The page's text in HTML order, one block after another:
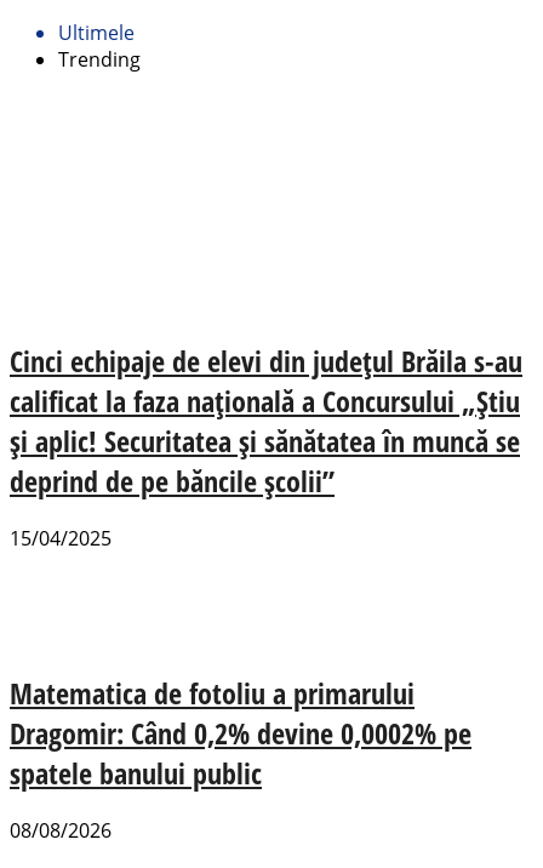
Ultimele
Trending
Cinci echipaje de elevi din județul Brăila s-au
calificat la faza națională a Concursului „Ştiu
şi aplic! Securitatea şi sănătatea în muncă se
deprind de pe băncile şcolii”
15/04/2025
Matematica de fotoliu a primarului
Dragomir: Când 0,2% devine 0,0002% pe
spatele banului public
08/08/2026